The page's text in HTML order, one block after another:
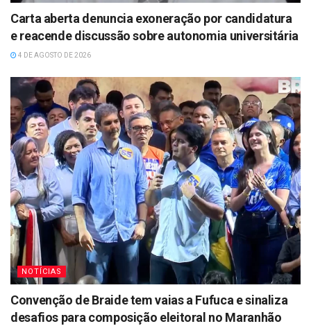
Carta aberta denuncia exoneração por candidatura
e reacende discussão sobre autonomia universitária
4 DE AGOSTO DE 2026
NOTÍCIAS
Convenção de Braide tem vaias a Fufuca e sinaliza
desafios para composição eleitoral no Maranhão